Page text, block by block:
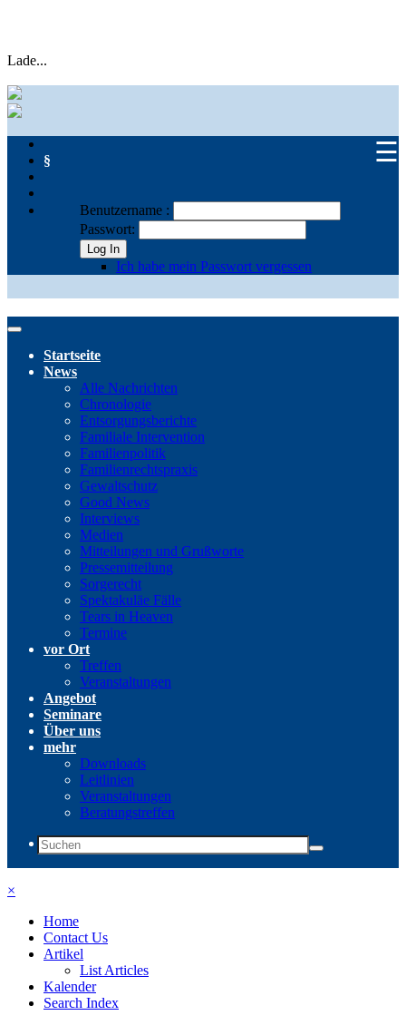
Lade...
☰
§
Benutzername :
Passwort:
Log In
Ich habe mein Passwort vergessen
Startseite
News
Alle Nachrichten
Chronologie
Entsorgungsberichte
Familiale Intervention
Familienpolitik
Familienrechtspraxis
Gewaltschutz
Good News
Interviews
Medien
Mitteilungen und Grußworte
Pressemitteilung
Sorgerecht
Spektakuläe Fälle
Tears in Heaven
Termine
vor Ort
Treffen
Veranstaltungen
Angebot
Seminare
Über uns
mehr
Downloads
Leitlinien
Veranstaltungen
Beratungstreffen
×
Home
Contact Us
Artikel
List Articles
Kalender
Search Index